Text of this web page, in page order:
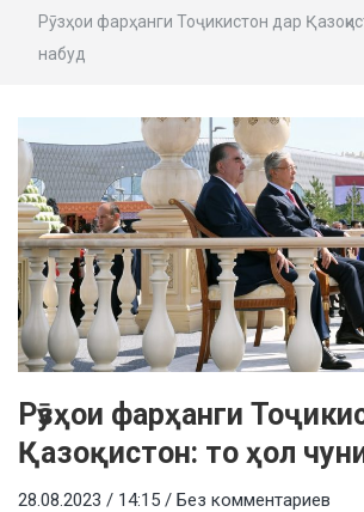
Рӯзҳои фарҳанги Тоҷикистон дар
набуд
Рӯзҳои фарҳанги
Қазоқистон: то ҳол
28.08.2023 / 14:15 / Без комментариев